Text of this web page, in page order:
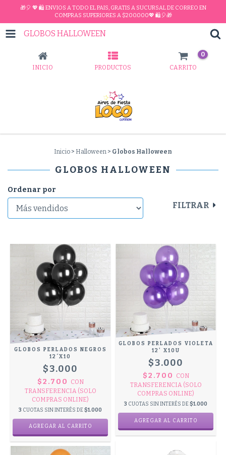
🎁🎈 💖 🛍 ENVIOS A TODO EL PAIS, GRATIS A SUCURSAL DE CORREO EN
COMPRAS SUPERIORES A $200.000💖 🛍🎈🎁
GLOBOS HALLOWEEN
INICIO PRODUCTOS CARRITO
0
Inicio > Halloween > Globos Halloween
GLOBOS HALLOWEEN
Ordenar por
FILTRAR
GLOBOS PERLADOS NEGROS
12´X10
$3.000
$2.700
CON
TRANSFERENCIA (SOLO
COMPRAS ONLINE)
3 CUOTAS SIN INTERÉS DE $1.000
GLOBOS PERLADOS VIOLETA
12' X10U
$3.000
$2.700
CON
TRANSFERENCIA (SOLO
COMPRAS ONLINE)
3 CUOTAS SIN INTERÉS DE $1.000